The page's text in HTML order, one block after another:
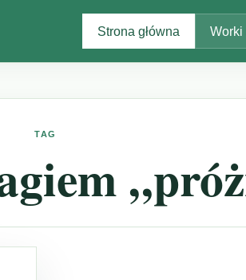
Strona główna Worki
TAG